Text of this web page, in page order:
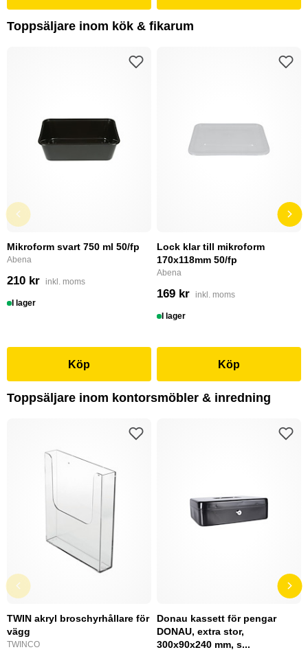
Toppsäljare inom kök & fikarum
Mikroform svart 750 ml 50/fp
Abena
210 kr inkl. moms
I lager
Köp
Lock klar till mikroform
170x118mm 50/fp
Abena
169 kr inkl. moms
I lager
Köp
Toppsäljare inom kontorsmöbler & inredning
TWIN akryl broschyrhållare för
vägg
TWINCO
Donau kassett för pengar
DONAU, extra stor,
300x90x240 mm, s...